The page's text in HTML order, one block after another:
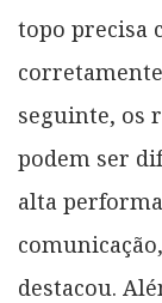
topo precisa
seguinte, os
podem ser
alta
destacou.